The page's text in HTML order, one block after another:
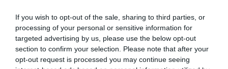
If you wish to opt-out of the sale, sharing to third parties, or
processing of your personal or sensitive information for
targeted advertising by us, please use the below opt-out
section to confirm your selection. Please note that after your
opt-out request is processed you may continue seeing
Halálos vasúti gázolás a Városligetnél
Gázolás Kerekegyházánál: életveszélyben a gyermek